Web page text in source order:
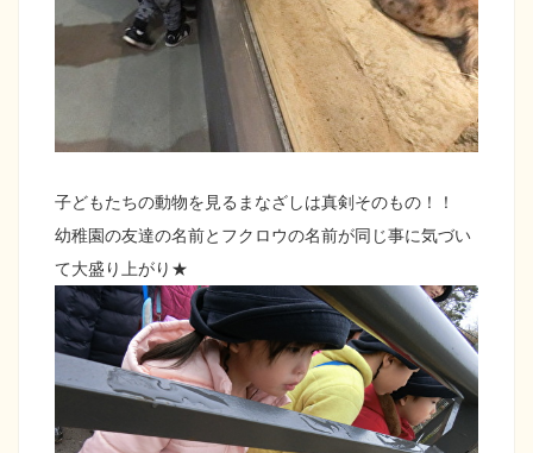
子どもたちの動物を見るまなざしは真剣そのもの！！
幼稚園の友達の名前とフクロウの名前が同じ事に気づい
て大盛り上がり★